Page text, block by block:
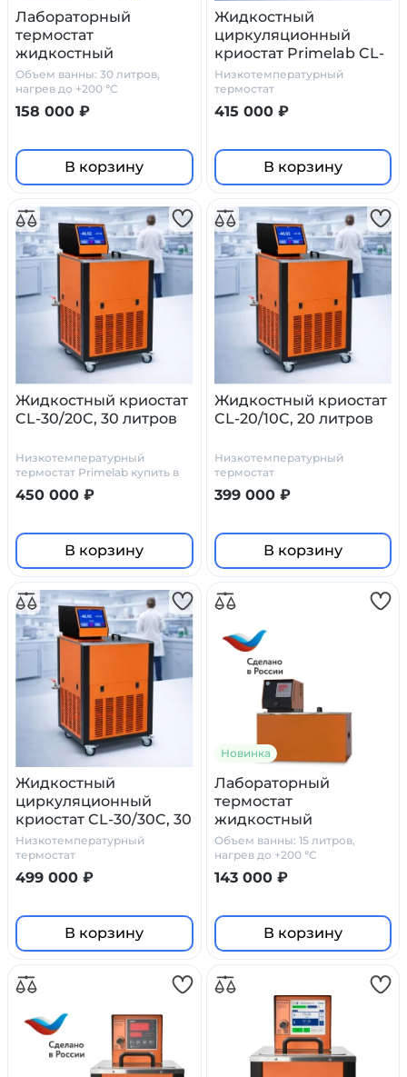
Лабораторный
термостат
жидкостный
циркуляционный TL–
30 Primelab
Объем ванны: 30 литров,
нагрев до +200 °C
158 000 ₽
В корзину
Жидкостный
циркуляционный
криостат Primelab CL-
30/10C, 30 л, диапазон
-10…+100°C
Низкотемпературный
термостат
415 000 ₽
В корзину
Жидкостный криостат
CL-30/20C, 30 литров
Низкотемпературный
термостат Primelab купить в
Моске. Производитель
Праймлаб.
450 000 ₽
В корзину
Жидкостный криостат
CL-20/10C, 20 литров
Низкотемпературный
термостат
399 000 ₽
В корзину
Жидкостный
циркуляционный
криостат CL-30/30C, 30
литров
Низкотемпературный
термостат
499 000 ₽
В корзину
Новинка
Лабораторный
термостат
жидкостный
циркуляционный TL–
15 Primelab
Объем ванны: 15 литров,
нагрев до +200 °C
143 000 ₽
В корзину